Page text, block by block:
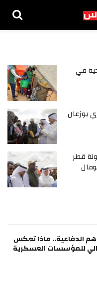
للإغاثة يوزع 550 أضحية في
يوزعان
قطر
الدفاعية.. ماذا تعكس
للمؤسسات العسكرية